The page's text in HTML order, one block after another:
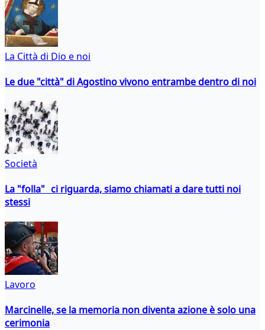
La Città di Dio e noi
Le due "città" di Agostino vivono entrambe dentro di noi
Società
La "folla" ci riguarda, siamo chiamati a dare tutti noi
stessi
Lavoro
Marcinelle, se la memoria non diventa azione è solo una
cerimonia